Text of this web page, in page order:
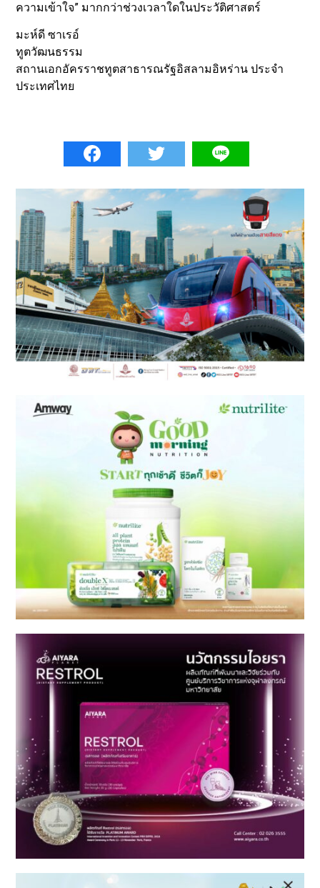
ความเข้าใจ” มากกว่าช่วงเวลาใดในประวัติศาสตร์
มะห์ดี ซาเรอ์
ทูตวัฒนธรรม
สถานเอกอัครราชทูตสาธารณรัฐอิสลามอิหร่าน ประจำ
ประเทศไทย